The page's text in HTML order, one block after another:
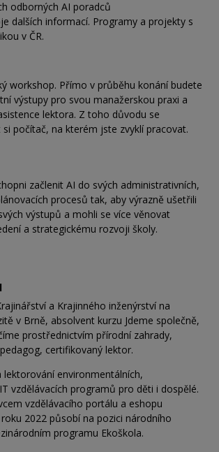
odborných AI poradců
dalších informací. Programy a projekty s
v ČR.
workshop. Přímo v průběhu konání budete
výstupy pro svou manažerskou praxi a
lektora. Z toho důvodu se
počítač, na kterém jste zvyklí pracovat.
začlenit AI do svých administrativních,
procesů tak, aby výrazně ušetřili
výstupů a mohli se více věnovat
a strategickému rozvoji školy.
a Krajinného inženýrství na
v Brně, absolvent kurzu Jdeme společně,
prostřednictvím přírodní zahrady,
certifikovaný lektor.
lektorování environmentálních,
vzdělávacích programů pro děti i dospělé.
vzdělávacího portálu a eshopu
roku 2022 působí na pozici národního
programu Ekoškola.